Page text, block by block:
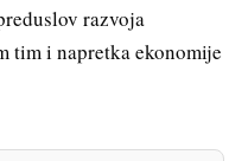
razvoja
tim i napretka ekonomije